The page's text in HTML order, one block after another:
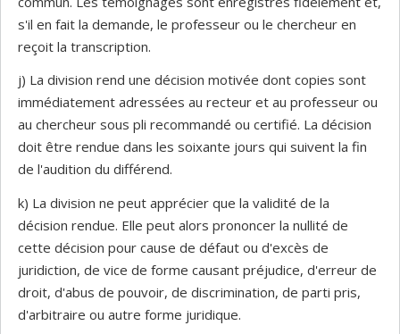
s'il en fait la demande, le professeur ou le chercheur en
reçoit la transcription.
j) La division rend une décision motivée dont copies sont
immédiatement adressées au recteur et au professeur ou
au chercheur sous pli recommandé ou certifié. La décision
doit être rendue dans les soixante jours qui suivent la fin
de l'audition du différend.
k) La division ne peut apprécier que la validité de la
décision rendue. Elle peut alors prononcer la nullité de
cette décision pour cause de défaut ou d'excès de
juridiction, de vice de forme causant préjudice, d'erreur de
droit, d'abus de pouvoir, de discrimination, de parti pris,
d'arbitraire ou autre forme juridique.